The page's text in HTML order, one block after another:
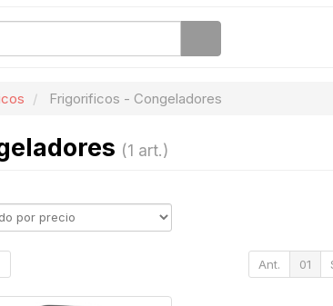
Frigorificos - Congeladores
(1 art.)
Ant. 01